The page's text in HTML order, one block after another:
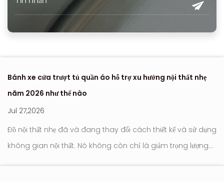
Bánh xe cửa trượt tủ quần áo hỗ trợ xu hướng nội thất nhẹ
năm 2026 như thế nào
Jul 27,2026
Đồ nội thất nhẹ đã và đang thay đổi cách thiết kế và sử dụng
không gian nội thất. Nó không còn chỉ là giảm trọng lượng